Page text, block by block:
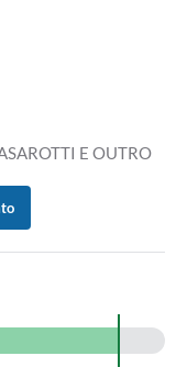
E OUTRO